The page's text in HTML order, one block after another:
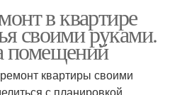
в квартире
своими руками.
помещений
квартиры своими
с планировкой